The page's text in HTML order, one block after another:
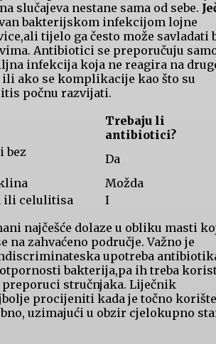
slučajeva nestane​ sama od sebe.
bakterijskom infekcijom lojne
tijelo ga često može‍ savladati
Antibiotici se preporučuju
infekcija ⁤koja ne reagira na
ili ako se komplikacije kao što ‍su
​počnu razvijati.
Trebaju li
antibiotici?
bez
Da
Možda
ili celulitisa
I
najčešće dolaze u obliku masti
na zahvaćeno područje. Važno je
upotreba
otpornosti bakterija,pa ih treba
stručnjaka.‌ Liječnik‌
procijeniti kada je točno
uzimajući u ⁣obzir ‌cjelokupno